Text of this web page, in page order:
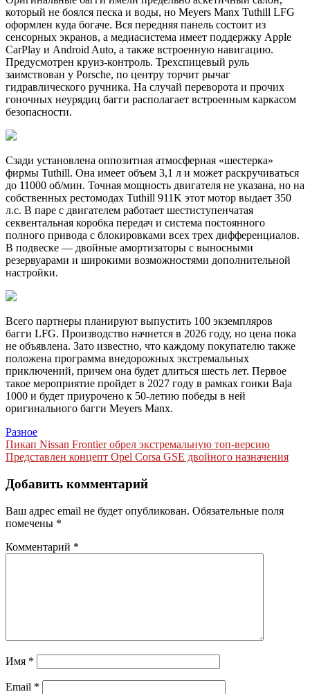
который не боялся песка и воды, но Meyers Manx Tuthill LFG
оформлен куда богаче. Вся передняя панель состоит из
сенсорных экранов, а медиасистема имеет поддержку Apple
CarPlay и Android Auto, а также встроенную навигацию.
Предусмотрен круиз-контроль. Трехспицевый руль
заимствован у Porsche, по центру торчит рычаг
гидравлического ручника. На случай переворота и прочих
гоночных неурядиц багги располагает встроенным каркасом
безопасности.
Сзади установлена оппозитная атмосферная «шестерка»
фирмы Tuthill. Она имеет объем 3,1 л и может раскручиваться
до 11000 об/мин. Точная мощность двигателя не указана, но на
собственных рестомодах Tuthill 911K этот мотор выдает 350
л.с. В паре с двигателем работает шестиступенчатая
секвентальная коробка передач и система постоянного
полного привода с блокировками всех трех дифференциалов.
В подвеске — двойные амортизаторы с выносными
резервуарами и широкими возможностями дополнительной
настройки.
Всего партнеры планируют выпустить 100 экземпляров
багги LFG. Производство начнется в 2026 году, но цена пока
не объявлена. Зато известно, что каждому покупателю также
положена программа внедорожных экстремальных
приключений, причем она будет длиться шесть лет. Первое
такое мероприятие пройдет в 2027 году в рамках гонки Baja
1000 и будет приурочено к 50-летию победы в ней
оригинального багги Meyers Manx.
Разное
Навигация
по
записям
Пикап Nissan Frontier обрел экстремальную топ-версию
Представлен концепт Opel Corsa GSE двойного назначения
Добавить комментарий
Ваш адрес email не будет опубликован. Обязательные поля
помечены *
Комментарий *
Имя *
Email *